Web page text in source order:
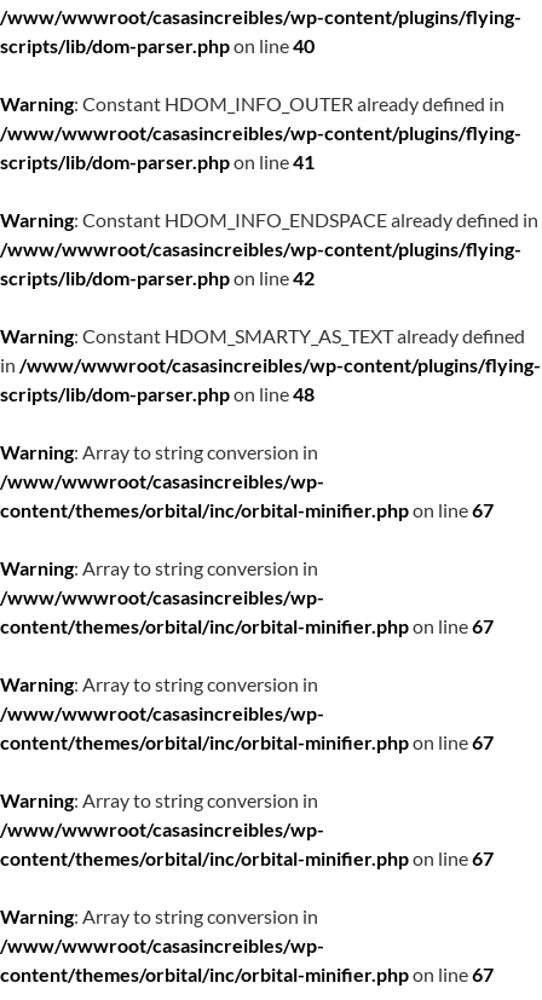
/www/wwwroot/casasincreibles/wp-content/plugins/flying-
scripts/lib/dom-parser.phpon line40
Warning: Constant HDOM_INFO_OUTER already defined in
/www/wwwroot/casasincreibles/wp-content/plugins/flying-
scripts/lib/dom-parser.phpon line41
Warning: Constant HDOM_INFO_ENDSPACE already defined in
/www/wwwroot/casasincreibles/wp-content/plugins/flying-
scripts/lib/dom-parser.phpon line42
Warning: Constant HDOM_SMARTY_AS_TEXT already defined
in /www/wwwroot/casasincreibles/wp-content/plugins/flying-
scripts/lib/dom-parser.phpon line48
Warning: Array to string conversion in
/www/wwwroot/casasincreibles/wp-
content/themes/orbital/inc/orbital-minifier.phpon line67
Warning: Array to string conversion in
/www/wwwroot/casasincreibles/wp-
content/themes/orbital/inc/orbital-minifier.phpon line67
Warning: Array to string conversion in
/www/wwwroot/casasincreibles/wp-
content/themes/orbital/inc/orbital-minifier.phpon line67
Warning: Array to string conversion in
/www/wwwroot/casasincreibles/wp-
content/themes/orbital/inc/orbital-minifier.phpon line67
Warning: Array to string conversion in
/www/wwwroot/casasincreibles/wp-
content/themes/orbital/inc/orbital-minifier.phpon line67